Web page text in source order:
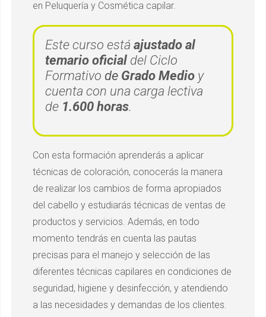
en Peluquería y Cosmética capilar.
Este curso está ajustado al
temario oficial del Ciclo
Formativo de Grado Medio y
cuenta con una carga lectiva
de 1.600 horas.
Con esta formación aprenderás a aplicar
técnicas de coloración, conocerás la manera
de realizar los cambios de forma apropiados
del cabello y estudiarás técnicas de ventas de
productos y servicios. Además, en todo
momento tendrás en cuenta las pautas
precisas para el manejo y selección de las
diferentes técnicas capilares en condiciones de
seguridad, higiene y desinfección, y atendiendo
a las necesidades y demandas de los clientes.